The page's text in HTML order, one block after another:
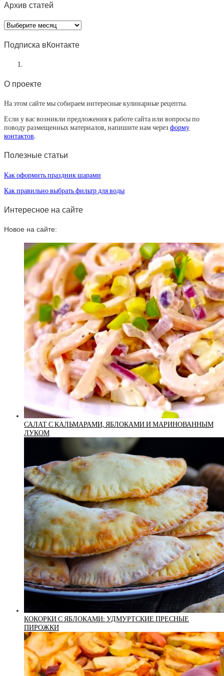
Архив статей
Архив
статей
Подписка вКонтакте
О проекте
На этом сайте мы собираем интересные кулинарные рецепты.
Если у вас возникли предложения к работе сайта или вопросы по
поводу размещенных материалов, напишите нам через форму
контактов.
Полезные статьи
Как оформить праздник шарами
Как правильно выбрать фильтр для воды
Интересное на сайте
Новое на сайте:
САЛАТ С КАЛЬМАРАМИ, ЯБЛОКАМИ И МАРИНОВАННЫМ
ЛУКОМ
КОКОРКИ С ЯБЛОКАМИ: УДМУРТСКИЕ ПРЕСНЫЕ
ПИРОЖКИ